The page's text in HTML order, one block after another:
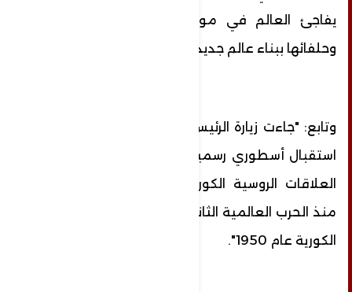
يفاجئ العالم في مواجهة الولايات المتحدة
وحلفائها ببناء عالم جديد متعدد الأقطاب.
وتابع: "جاءت زيارة الرئيس الروسي وما لقيه من
استقبال أسطوري رسميا وشعبيا تتويجا لعمق
العلاقات الروسية الكورية الشمالية والممتدة
منذ الحرب العالمية الثانية وامتدادها في الحرب
الكورية عام 1950".